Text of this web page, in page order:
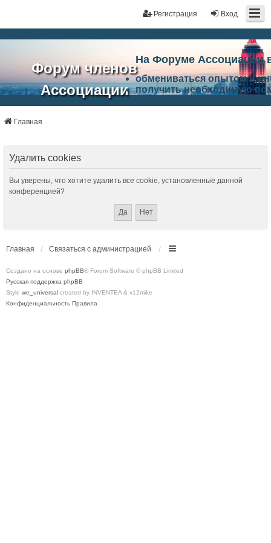
Вход
Регистрация
Форум членов
Ассоциации
портал"
На Форуме Ассоциации
обмениваться опытом и
получить необходимую
Ассоциации.
Главная
Удалить cookies
Вы уверены, что хотите удалить все cookie, установленные данной
конференцией?
Главная Связаться с администрацией
Создано на основе phpBB® Forum Software © phpBB Limited
Русская поддержка phpBB
Style we_universal created by INVENTEA & v12mike
Конфиденциальность Правила